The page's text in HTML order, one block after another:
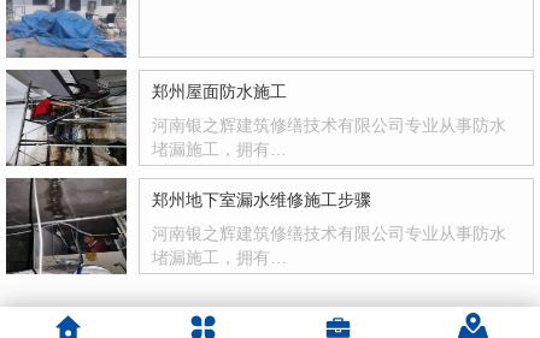
郑州屋面防水施工
河南银之辉建筑修缮技术有限公司专业从事防水
堵漏施工，拥有…
郑州地下室漏水维修施工步骤
河南银之辉建筑修缮技术有限公司专业从事防水
堵漏施工，拥有…